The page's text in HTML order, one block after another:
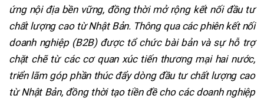
ứng nội địa bền vững, đồng thời mở rộng kết nối đầu tư
chất lượng cao từ Nhật Bản. Thông qua các phiên kết nối
doanh nghiệp (B2B) được tổ chức bài bản và sự hỗ trợ
chặt chẽ từ các cơ quan xúc tiến thương mại hai nước,
triển lãm góp phần thúc đẩy dòng đầu tư chất lượng cao
từ Nhật Bản, đồng thời tạo tiền đề cho các doanh nghiệp